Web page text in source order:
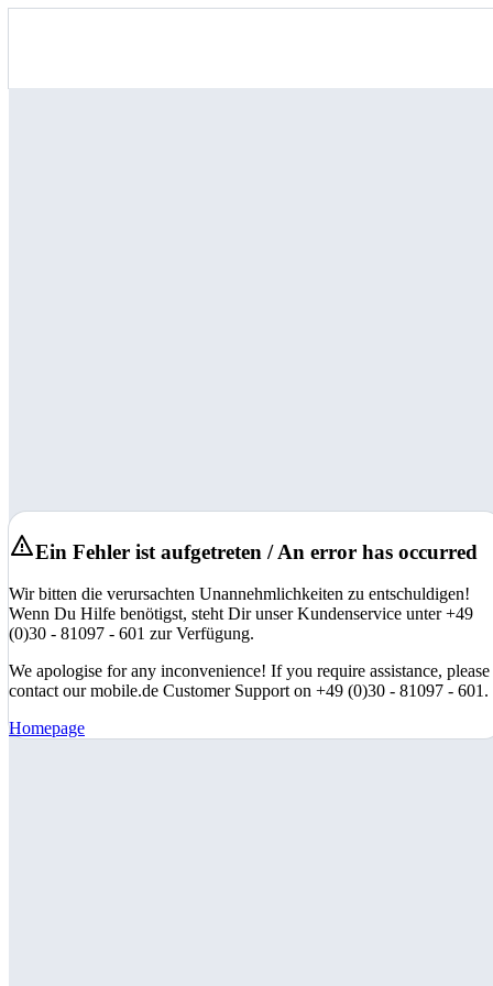
Ein Fehler ist aufgetreten / An error has occurred
Wir bitten die verursachten Unannehmlichkeiten zu entschuldigen!
Wenn Du Hilfe benötigst, steht Dir unser Kundenservice unter +49
(0)30 - 81097 - 601 zur Verfügung.
We apologise for any inconvenience! If you require assistance, please
contact our mobile.de Customer Support on +49 (0)30 - 81097 - 601.
Homepage